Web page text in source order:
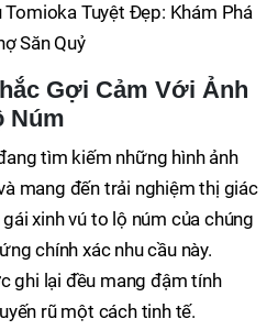
Tuyệt Đẹp: Khám Phá
Săn Quỷ
Gợi Cảm Với Ảnh
Núm
tìm kiếm những hình ảnh
mang đến trải nghiệm thị giác
xinh vú to lộ núm của chúng
chính xác nhu cầu này.
ghi lại đều mang đậm tính
rũ một cách tinh tế.